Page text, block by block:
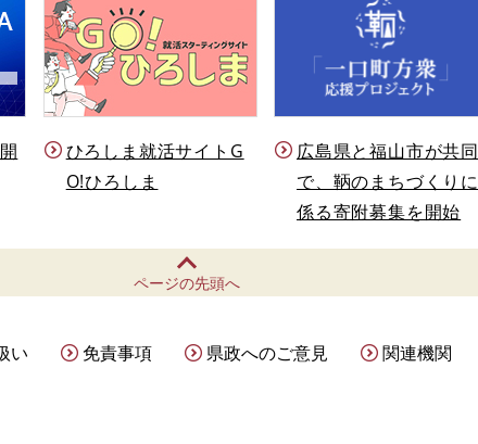
ひろしま就活サイトG
O!ひろしま
広島県と福山市が共同
で、鞆のまちづくりに
係る寄附募集を開始
ページの先頭へ
い 免責事項 県政へのご意見 関連機関